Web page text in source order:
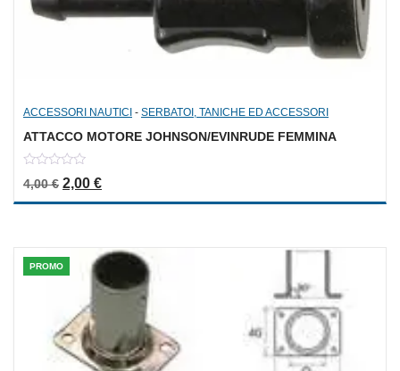
ACCESSORI NAUTICI - SERBATOI, TANICHE ED ACCESSORI
ATTACCO MOTORE JOHNSON/EVINRUDE FEMMINA
out
of
4,00€ Il prezzo originale era: 4,00 €.
2,00 €Il prezzo attuale è: 2,00 €.
PROMO